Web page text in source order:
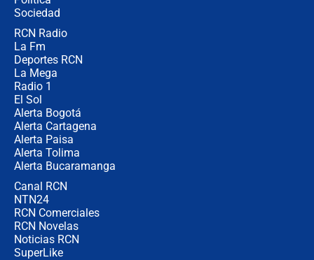
Sociedad
RCN Radio
La Fm
Deportes RCN
La Mega
Radio 1
El Sol
Alerta Bogotá
Alerta Cartagena
Alerta Paisa
Alerta Tolima
Alerta Bucaramanga
Canal RCN
NTN24
RCN Comerciales
RCN Novelas
Noticias RCN
SuperLike